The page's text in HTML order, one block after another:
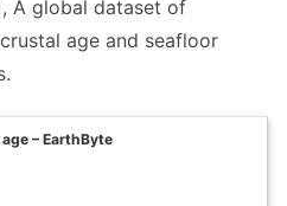
A global dataset of
age and seafloor
– EarthByte